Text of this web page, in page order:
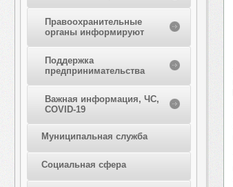
Правоохранительные
органы информируют
Поддержка
предпринимательства
Важная информация, ЧС,
COVID-19
Муниципальная служба
Социальная сфера